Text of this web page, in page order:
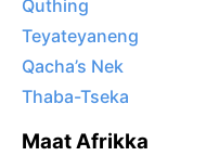
Quthing
Teyateyaneng
Qacha’s Nek
Thaba-Tseka
Maat Afrikka